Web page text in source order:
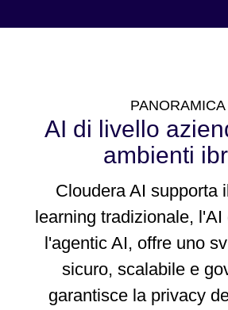
PANORAMICA
AI di livello
ambienti
Cloudera AI supporta
learning tradizionale, l'AI
l'agentic AI, offre uno
sicuro, scalabile e
garantisce la privacy